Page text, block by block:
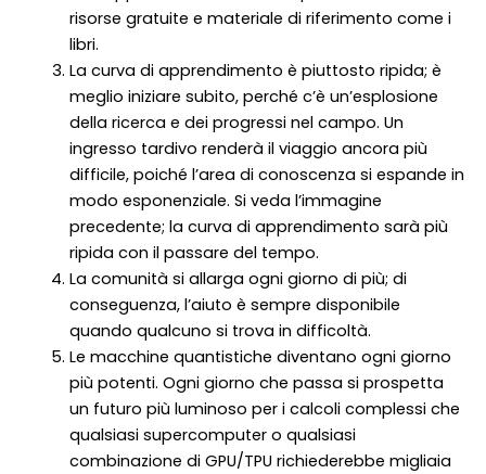
risorse gratuite e materiale di riferimento come i
libri.
La curva di apprendimento è piuttosto ripida; è
meglio iniziare subito, perché c’è un’esplosione
della ricerca e dei progressi nel campo. Un
ingresso tardivo renderà il viaggio ancora più
difficile, poiché l’area di conoscenza si espande in
modo esponenziale. Si veda l’immagine
precedente; la curva di apprendimento sarà più
ripida con il passare del tempo.
La comunità si allarga ogni giorno di più; di
conseguenza, l’aiuto è sempre disponibile
quando qualcuno si trova in difficoltà.
Le macchine quantistiche diventano ogni giorno
più potenti. Ogni giorno che passa si prospetta
un futuro più luminoso per i calcoli complessi che
qualsiasi supercomputer o qualsiasi
combinazione di GPU/TPU richiederebbe migliaia